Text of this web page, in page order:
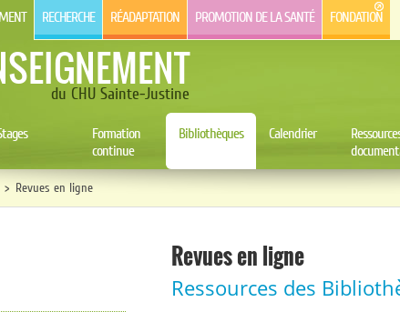
RECHERCHE RÉADAPTATION PROMOTION DE LA SANTÉ FONDATION
du CHU Sainte-Justine
Formation
continue
Bibliothèques Calendrier
> Revues en ligne
Revues en ligne
Ressources des